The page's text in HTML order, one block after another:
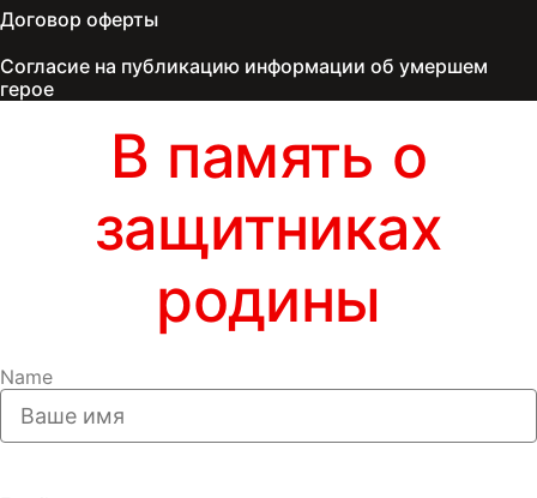
Договор оферты
Согласие на публикацию информации об умершем
герое
В память о
защитниках
родины
Name